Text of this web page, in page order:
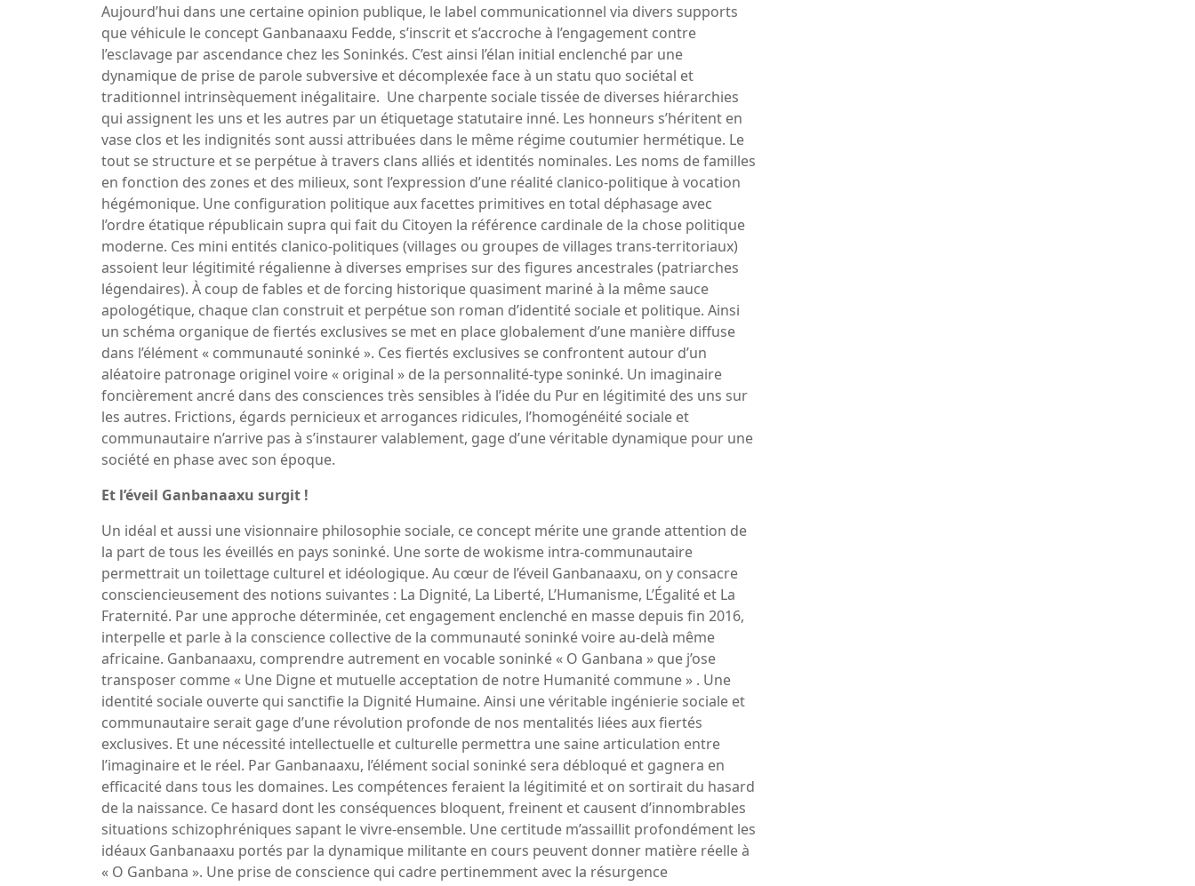
Aujourd’hui dans une certaine opinion publique, le label communicationnel via divers supports
que véhicule le concept Ganbanaaxu Fedde, s’inscrit et s’accroche à l’engagement contre
l’esclavage par ascendance chez les Soninkés. C’est ainsi l’élan initial enclenché par une
dynamique de prise de parole subversive et décomplexée face à un statu quo sociétal et
traditionnel intrinsèquement inégalitaire. Une charpente sociale tissée de diverses hiérarchies
qui assignent les uns et les autres par un étiquetage statutaire inné. Les honneurs s’héritent en
vase clos et les indignités sont aussi attribuées dans le même régime coutumier hermétique. Le
tout se structure et se perpétue à travers clans alliés et identités nominales. Les noms de familles
en fonction des zones et des milieux, sont l’expression d’une réalité clanico-politique à vocation
hégémonique. Une configuration politique aux facettes primitives en total déphasage avec
l’ordre étatique républicain supra qui fait du Citoyen la référence cardinale de la chose politique
moderne. Ces mini entités clanico-politiques (villages ou groupes de villages trans-territoriaux)
assoient leur légitimité régalienne à diverses emprises sur des figures ancestrales (patriarches
légendaires). À coup de fables et de forcing historique quasiment mariné à la même sauce
apologétique, chaque clan construit et perpétue son roman d’identité sociale et politique. Ainsi
un schéma organique de fiertés exclusives se met en place globalement d’une manière diffuse
dans l’élément « communauté soninké ». Ces fiertés exclusives se confrontent autour d’un
aléatoire patronage originel voire « original » de la personnalité-type soninké. Un imaginaire
foncièrement ancré dans des consciences très sensibles à l’idée du Pur en légitimité des uns sur
les autres. Frictions, égards pernicieux et arrogances ridicules, l’homogénéité sociale et
communautaire n’arrive pas à s’instaurer valablement, gage d’une véritable dynamique pour une
société en phase avec son époque.
Et l’éveil Ganbanaaxu surgit !
Un idéal et aussi une visionnaire philosophie sociale, ce concept mérite une grande attention de
la part de tous les éveillés en pays soninké. Une sorte de wokisme intra-communautaire
permettrait un toilettage culturel et idéologique. Au cœur de l’éveil Ganbanaaxu, on y consacre
consciencieusement des notions suivantes : La Dignité, La Liberté, L’Humanisme, L’Égalité et La
Fraternité. Par une approche déterminée, cet engagement enclenché en masse depuis fin 2016,
interpelle et parle à la conscience collective de la communauté soninké voire au-delà même
africaine. Ganbanaaxu, comprendre autrement en vocable soninké « O Ganbana » que j’ose
transposer comme « Une Digne et mutuelle acceptation de notre Humanité commune » . Une
identité sociale ouverte qui sanctifie la Dignité Humaine. Ainsi une véritable ingénierie sociale et
communautaire serait gage d’une révolution profonde de nos mentalités liées aux fiertés
exclusives. Et une nécessité intellectuelle et culturelle permettra une saine articulation entre
l’imaginaire et le réel. Par Ganbanaaxu, l’élément social soninké sera débloqué et gagnera en
efficacité dans tous les domaines. Les compétences feraient la légitimité et on sortirait du hasard
de la naissance. Ce hasard dont les conséquences bloquent, freinent et causent d’innombrables
situations schizophréniques sapant le vivre-ensemble. Une certitude m’assaillit profondément les
idéaux Ganbanaaxu portés par la dynamique militante en cours peuvent donner matière réelle à
« O Ganbana ». Une prise de conscience qui cadre pertinemment avec la résurgence